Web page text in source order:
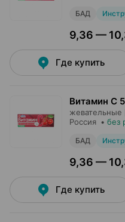
БАД
9,36 —
Где купить
Витамин C
жевательные
Россия • без
БАД
9,36 —
Где купить